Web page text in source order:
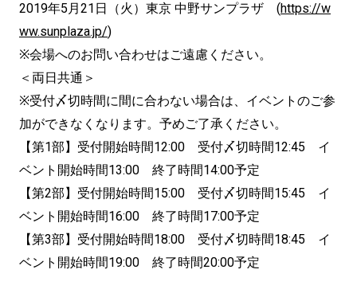
2019年5月21日（火）東京 中野サンプラザ (https://w
ww.sunplaza.jp/)
※会場へのお問い合わせはご遠慮ください。
＜両日共通＞
※受付〆切時間に間に合わない場合は、イベントのご参
加ができなくなります。予めご了承ください。
【第1部】受付開始時間12:00 受付〆切時間12:45 イ
ベント開始時間13:00 終了時間14:00予定
【第2部】受付開始時間15:00 受付〆切時間15:45 イ
ベント開始時間16:00 終了時間17:00予定
【第3部】受付開始時間18:00 受付〆切時間18:45 イ
ベント開始時間19:00 終了時間20:00予定